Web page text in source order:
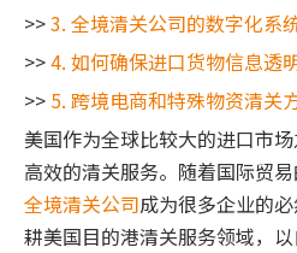
>>3. 全境清关公司的数字化系
>>4. 如何确保进口货物信息透
>> 5. 跨境电商和特殊物资清关
美国作为全球比较大的进口市
高效的清关服务。随着国际贸
全境清关公司成为很多企业的
耕美国目的港清关服务领域，